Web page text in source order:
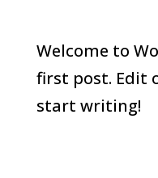
Welcome to
first post. Edit
start writing!